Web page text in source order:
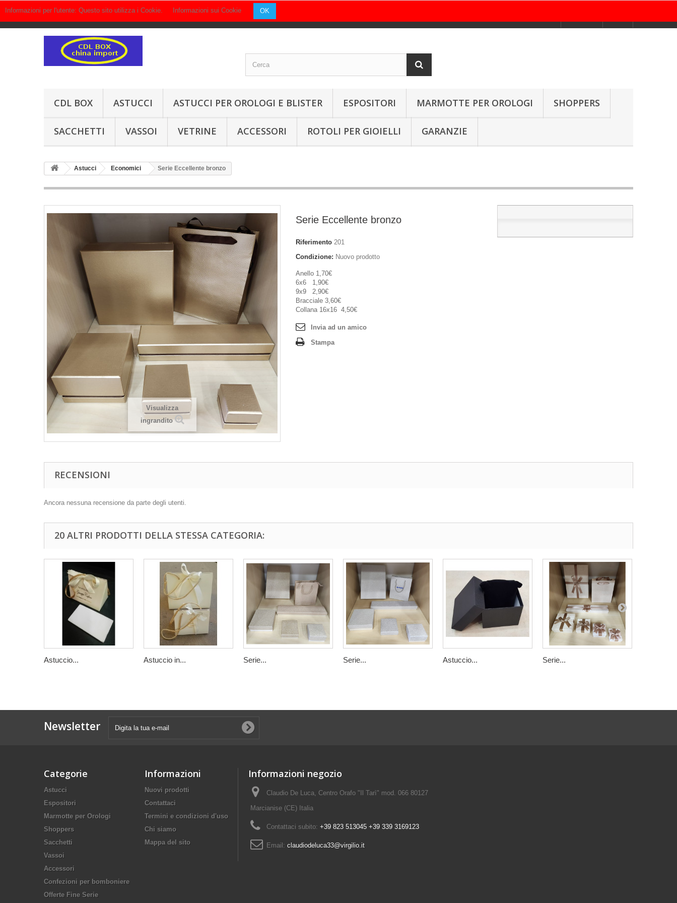
CDL BOX ASTUCCI ASTUCCI PER OROLOGI E BLISTER ESPOSITORI MARMOTTE PER OROLOGI SHOPPERS
SACCHETTI VASSOI VETRINE ACCESSORI ROTOLI PER GIOIELLI GARANZIE
Astucci Economici Serie Eccellente bronzo
Visualizza
ingrandito
Serie Eccellente bronzo
Riferimento 201
Condizione: Nuovo prodotto
Anello 1,70€
6x6 1,90€
9x9 2,90€
Bracciale 3,60€
Collana 16x16 4,50€
Invia ad un amico
Stampa
RECENSIONI
Ancora nessuna recensione da parte degli utenti.
20 ALTRI PRODOTTI DELLA STESSA CATEGORIA:
Astuccio... Astuccio in... Serie... Serie... Astuccio... Serie...
Newsletter
Categorie
Astucci
Espositori
Marmotte per Orologi
Shoppers
Sacchetti
Vassoi
Accessori
Confezioni per bomboniere
Offerte Fine Serie
Informazioni
Nuovi prodotti
Contattaci
Termini e condizioni d'uso
Chi siamo
Mappa del sito
Informazioni negozio
Claudio De Luca, Centro Orafo "Il Tarì" mod. 066 80127
Marcianise (CE) Italia
Contattaci subito: +39 823 513045 +39 339 3169123
Email: claudiodeluca33@virgilio.it
Informazioni per l'utente: Questo sito utilizza i Cookie. Informazioni sui Cookie OK